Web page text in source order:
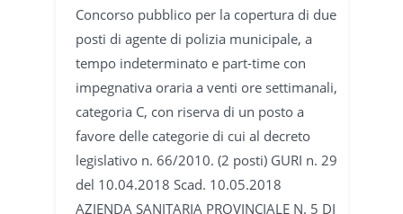
Concorso pubblico per la copertura di due
posti di agente di polizia municipale, a
tempo indeterminato e part-time con
impegnativa oraria a venti ore settimanali,
categoria C, con riserva di un posto a
favore delle categorie di cui al decreto
legislativo n. 66/2010. (2 posti) GURI n. 29
del 10.04.2018 Scad. 10.05.2018
AZIENDA SANITARIA PROVINCIALE N. 5 DI